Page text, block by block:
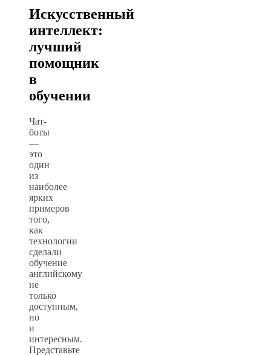
Искусственный
интеллект:
лучший
помощник
в
обучении
Чат-
боты
—
это
один
из
наиболее
ярких
примеров
того,
как
технологии
сделали
обучение
английскому
не
только
доступным,
но
и
интересным.
Представьте